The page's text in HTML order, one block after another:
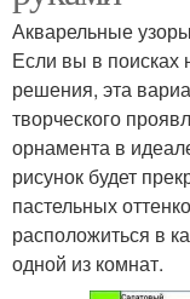
Акварельные узоры
Если вы в поисках
решения, эта
творческого
орнамента в
рисунок будет
пастельных
расположиться в
одной из комнат.